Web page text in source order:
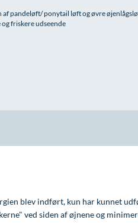
pandeløft/ ponytail løft og øvre
og friskere udseende
blev indført, kun har kunnet
ved siden af øjnene og